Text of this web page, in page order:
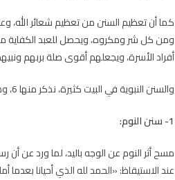
كما أن تعظيم السنن من تعظيم شعائر الله،
ومن كل شر ومكروه، ويحصل للعبد الكفاية
أفراد الأسرة، ويجعلهم أقوى صلة بربهم
والسنن النبوية في البيت كثيرة، نذكر منها 6، وهي:
1- سنن النوم:
مسح أثر النوم عن الوجه باليد، لما ورد عن
عند الاستيقاظ: «الحمد لله الذي أحيانا بعدما